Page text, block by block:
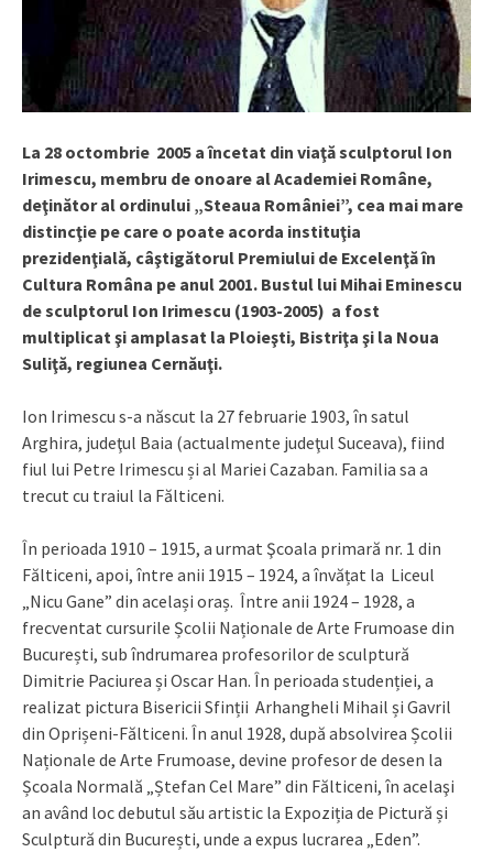
La 28 octombrie 2005 a încetat din viaţă sculptorul Ion
Irimescu, membru de onoare al Academiei Române,
deţinător al ordinului „Steaua României”, cea mai mare
distincţie pe care o poate acorda instituţia
prezidenţială, câştigătorul Premiului de Excelenţă în
Cultura Româna pe anul 2001. Bustul lui Mihai Eminescu
de sculptorul Ion Irimescu (1903-2005) a fost
multiplicat şi amplasat la Ploieşti, Bistriţa şi la Noua
Suliţă, regiunea Cernăuţi.
Ion Irimescu s-a născut la 27 februarie 1903, în satul
Arghira, judeţul Baia (actualmente judeţul Suceava), fiind
fiul lui Petre Irimescu și al Mariei Cazaban. Familia sa a
trecut cu traiul la Fălticeni.
În perioada 1910 – 1915, a urmat Şcoala primară nr. 1 din
Fălticeni, apoi, între anii 1915 – 1924, a învățat la Liceul
„Nicu Gane” din același oraș. Între anii 1924 – 1928, a
frecventat cursurile Școlii Naționale de Arte Frumoase din
București, sub îndrumarea profesorilor de sculptură
Dimitrie Paciurea și Oscar Han. În perioada studenției, a
realizat pictura Bisericii Sfinții Arhangheli Mihail și Gavril
din Oprișeni-Fălticeni. În anul 1928, după absolvirea Școlii
Naționale de Arte Frumoase, devine profesor de desen la
Școala Normală „Ștefan Cel Mare” din Fălticeni, în acelaşi
an având loc debutul său artistic la Expoziția de Pictură și
Sculptură din București, unde a expus lucrarea „Eden”.